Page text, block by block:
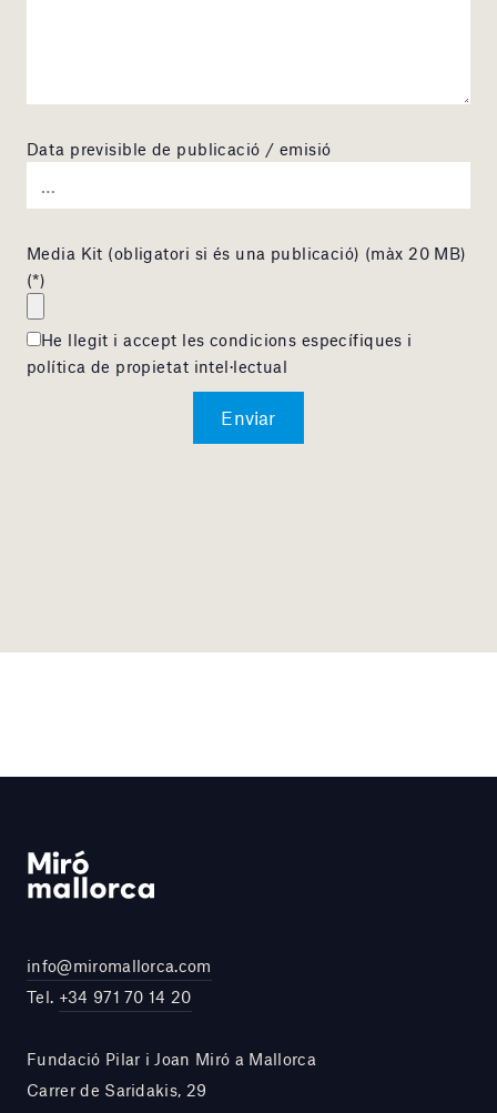
Data previsible de publicació / emisió
Media Kit (obligatori si és una publicació) (màx 20 MB)
(*)
He llegit i accept les condicions específiques i
política de propietat intel·lectual
info@miromallorca.com
Tel. +34 971 70 14 20
Fundació Pilar i Joan Miró a Mallorca
Carrer de Saridakis, 29